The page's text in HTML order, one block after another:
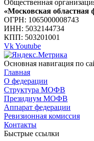
Общественная
«Московская областная
ОГРН: 1065000008743
ИНН: 5032144734
КПП: 503201001
VkYoutube
Основная навигация по
Главная
О федерации
Структура МОФВ
Президиум МОФВ
Аппарат федерации
Ревизионная комиссия
Контакты
Быстрые ссылки